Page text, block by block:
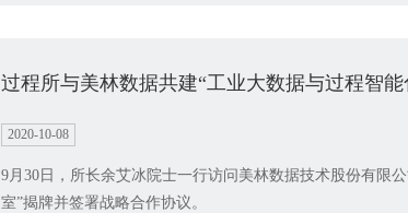
过程所与美林数据共建“工业大数据与过程智
2020-10-08
9月30日，所长余艾冰院士一行访问美林数据技术股份有限
室”揭牌并签署战略合作协议。